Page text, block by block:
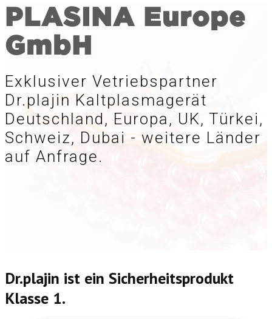
PLASINA Europe
GmbH
Exklusiver Vetriebspartner
Dr.plajin Kaltplasmagerät
Deutschland, Europa, UK, Türkei,
Schweiz, Dubai - weitere Länder
auf Anfrage.
Dr.plajin ist ein Sicherheitsprodukt
Klasse 1.